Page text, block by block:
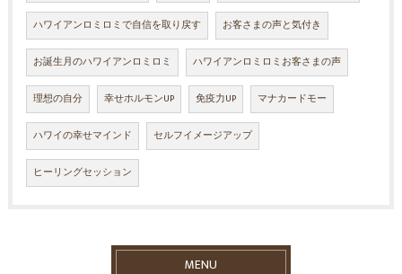
ハワイアンロミロミで自信を取り戻す お客さまの声と気付き
お誕生月のハワイアンロミロミ ハワイアンロミロミお客さまの声
理想の自分 幸せホルモンUP 免疫力UP マナカードモー
ハワイの幸せマインド セルフイメージアップ
ヒーリングセッション
MENU